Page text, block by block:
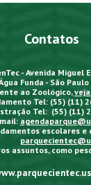
Contatos
- Avenida Miguel
Funda - São Paulo
ao Zoológico,
Tel: (55) (11)
Tel: (55) (11)
escolares e
assuntos, como